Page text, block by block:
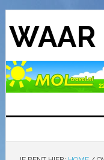
WAAR